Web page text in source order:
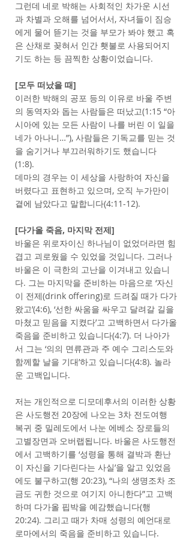
그런데 네로 박해는 사회적인 차가운 시선
과 차별과 오해를 넘어서서, 자녀들이 짐승
에게 물어 뜯기는 것을 부모가 봐야 했고 혹
은 산채로 꽂혀서 인간 횃불로 사용되어지
기도 하는 등 끔찍한 상황이었습니다.
[모두 떠났을 때]
이러한 박해의 공포 등의 이유로 바울 주변
의 동역자와 돕는 사람들은 떠났고(1:15 “아
시아에 있는 모든 사람이 나를 버린 이 일을
네가 아나니…”), 사람들은 기독교를 믿는 것
을 숨기거나 부끄러워하기도 했습니다
(1:8).
데마의 경우는 이 세상을 사랑하여 자신을
버렸다고 표현하고 있으며, 오직 누가만이
곁에 남았다고 말합니다(4:11-12).
[다가올 죽음, 마지막 전제]
바울은 위로자이신 하나님이 없었더라면 힘
겹고 괴로웠을 수 있었을 것입니다. 그러나
바울은 이 극한의 고난을 이겨내고 있습니
다. 그는 마지막을 준비하는 마음으로 ‘자신
이 전제(drink offering)로 드려질 때가 다가
왔고’(4:6), ‘선한 싸움을 싸우고 달려갈 길을
마쳤고 믿음을 지켰다’고 고백하면서 다가올
죽음을 준비하고 있습니다(4:7). 더 나아가
서 그는 ‘의의 면류관과 주 예수 그리스도와
함께할 날을 기대’하고 있습니다(4:8). 놀라
운 고백입니다.
저는 개인적으로 디모데후서의 이러한 상황
은 사도행전 20장에 나오는 3차 전도여행
복귀 중 밀레도에서 나눈 에베소 장로들의
고별장면과 오버랩됩니다. 바울은 사도행전
에서 고백하기를 ‘성령을 통해 결박과 환난
이 자신을 기다린다는 사실’을 알고 있었음
에도 불구하고(행 20:23), “나의 생명조차 조
금도 귀한 것으로 여기지 아니한다”고 고백
하며 다가올 핍박을 예감했습니다(행
20:24). 그리고 때가 차매 성령의 예언대로
로마에서의 죽음을 준비하고 있습니다.